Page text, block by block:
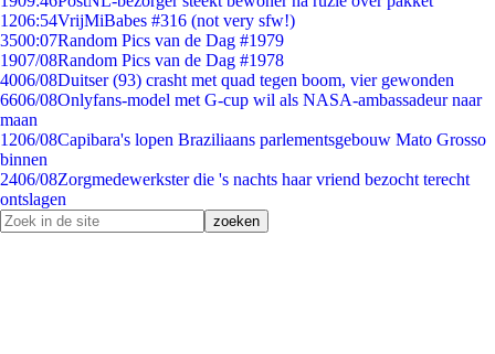
1206:54VrijMiBabes #316 (not very sfw!)
3500:07Random Pics van de Dag #1979
1907/08Random Pics van de Dag #1978
4006/08Duitser (93) crasht met quad tegen boom, vier gewonden
6606/08Onlyfans-model met G-cup wil als NASA-ambassadeur naar
maan
1206/08Capibara's lopen Braziliaans parlementsgebouw Mato Grosso
binnen
2406/08Zorgmedewerkster die 's nachts haar vriend bezocht terecht
ontslagen